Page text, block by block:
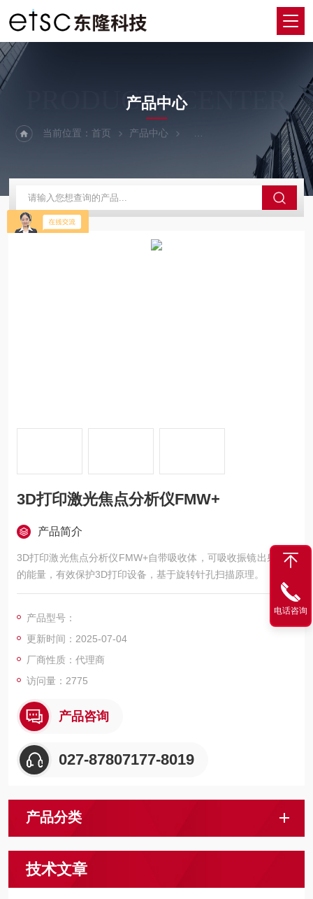
PRODUCTS CENTER
产品中心
当前位置：首页 产品中心 激光功率、光斑光束测量仪
3D打印激光焦点分析仪FMW+
产品简介
3D打印激光焦点分析仪FMW+自带吸收体，可吸收振镜出射激光
的能量，有效保护3D打印设备，基于旋转针孔扫描原理。
产品型号：
更新时间：2025-07-04
厂商性质：代理商
访问量：2775
产品咨询
027-87807177-8019
产品分类
技术文章
电话咨询